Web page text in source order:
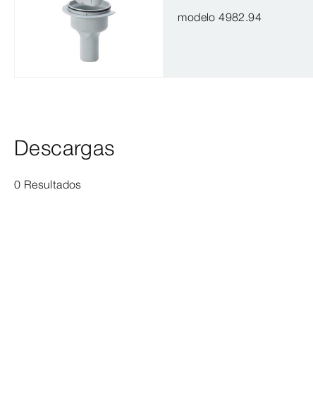
modelo 4982.94
Descargas
0 Resultados